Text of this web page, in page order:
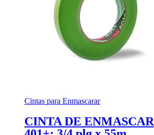
Cintas para Enmascarar
CINTA DE